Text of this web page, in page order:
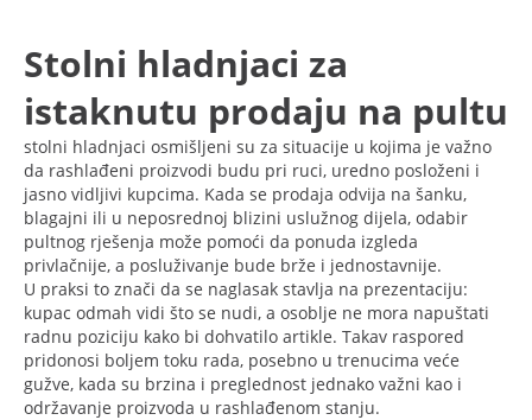
Stolni hladnjaci za
istaknutu prodaju na pultu
stolni hladnjaci osmišljeni su za situacije u kojima je važno
da rashlađeni proizvodi budu pri ruci, uredno posloženi i
jasno vidljivi kupcima. Kada se prodaja odvija na šanku,
blagajni ili u neposrednoj blizini uslužnog dijela, odabir
pultnog rješenja može pomoći da ponuda izgleda
privlačnije, a posluživanje bude brže i jednostavnije.
U praksi to znači da se naglasak stavlja na prezentaciju:
kupac odmah vidi što se nudi, a osoblje ne mora napuštati
radnu poziciju kako bi dohvatilo artikle. Takav raspored
pridonosi boljem toku rada, posebno u trenucima veće
gužve, kada su brzina i preglednost jednako važni kao i
održavanje proizvoda u rashlađenom stanju.